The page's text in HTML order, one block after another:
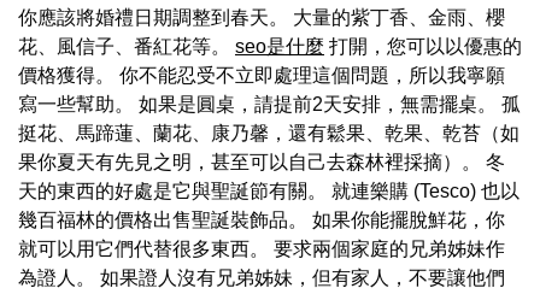
你應該將婚禮日期調整到春天。 大量的紫丁香、金雨、櫻
花、風信子、番紅花等。 seo是什麼 打開，您可以以優惠的
價格獲得。 你不能忍受不立即處理這個問題，所以我寧願
寫一些幫助。 如果是圓桌，請提前2天安排，無需擺桌。 孤
挺花、馬蹄蓮、蘭花、康乃馨，還有鬆果、乾果、乾苔（如
果你夏天有先見之明，甚至可以自己去森林裡採摘）。 冬
天的東西的好處是它與聖誕節有關。 就連樂購 (Tesco) 也以
幾百福林的價格出售聖誕裝飾品。 如果你能擺脫鮮花，你
就可以用它們代替很多東西。 要求兩個家庭的兄弟姊妹作
為證人。 如果證人沒有兄弟姊妹，但有家人，不要讓他們